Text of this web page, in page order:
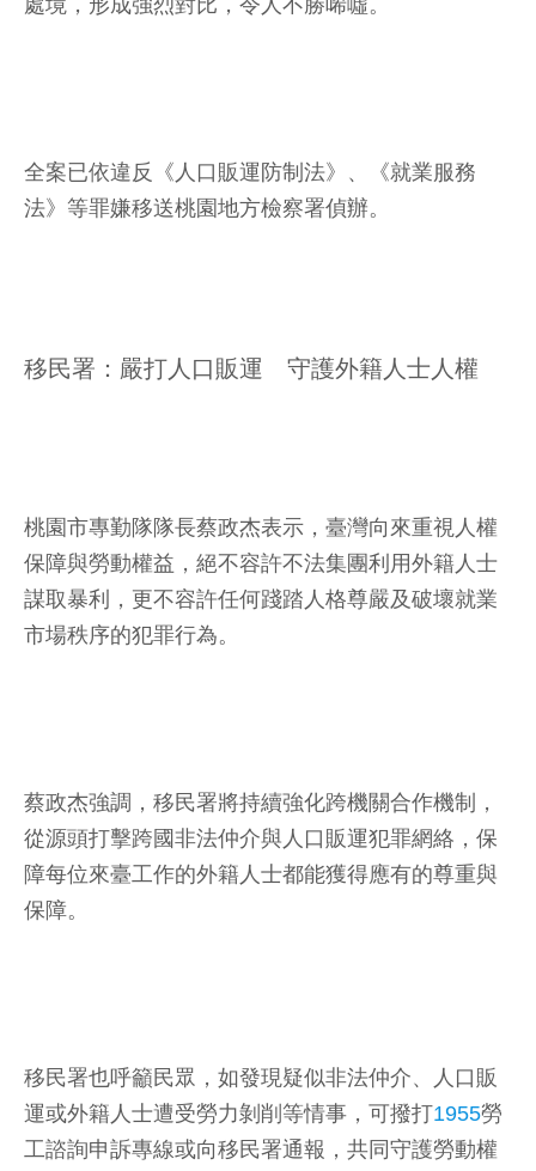
處境，形成強烈對比，令人不勝唏噓。
全案已依違反《人口販運防制法》、《就業服務
法》等罪嫌移送桃園地方檢察署偵辦。
移民署：嚴打人口販運 守護外籍人士人權
桃園市專勤隊隊長蔡政杰表示，臺灣向來重視人權
保障與勞動權益，絕不容許不法集團利用外籍人士
謀取暴利，更不容許任何踐踏人格尊嚴及破壞就業
市場秩序的犯罪行為。
蔡政杰強調，移民署將持續強化跨機關合作機制，
從源頭打擊跨國非法仲介與人口販運犯罪網絡，保
障每位來臺工作的外籍人士都能獲得應有的尊重與
保障。
移民署也呼籲民眾，如發現疑似非法仲介、人口販
運或外籍人士遭受勞力剝削等情事，可撥打1955勞
工諮詢申訴專線或向移民署通報，共同守護勞動權